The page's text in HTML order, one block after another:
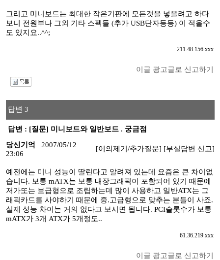
그리고 미니보드는 최대한 작은기판에 모든것을 넣을려고 하다
보니 전원부나 그외 기타 스펙들 (추가 USB단자등등) 이 적을수
도 있지요..^^;
211.48.156.xxx
이글 광고글로 신고하기
답변 3
답변 : [질문] 미니보드와 일반보드 . 궁금점
당신기억
2007/05/12
23:06
[이의제기/추가질문] [부실답변 신고]
예전에는 미니 성능이 딸린다고 알려져 있는데 요즘은 큰 차이없
습니다. 보통 mATX는 보통 내장그래픽이 포함되어 있기 때문에
저가또는 보급형으로 조립하는데 많이 사용하고 일반ATX는 그
래픽카드를 사야하기 때문에 중.고급형으로 맞추는 분들이 사죠.
실제 성능 차이는 거의 없다고 보시면 됩니다. PCI슬롯수가 보통
mATX가 3개 ATX가 5개정도..
61.36.219.xxx
이글 광고글로 신고하기